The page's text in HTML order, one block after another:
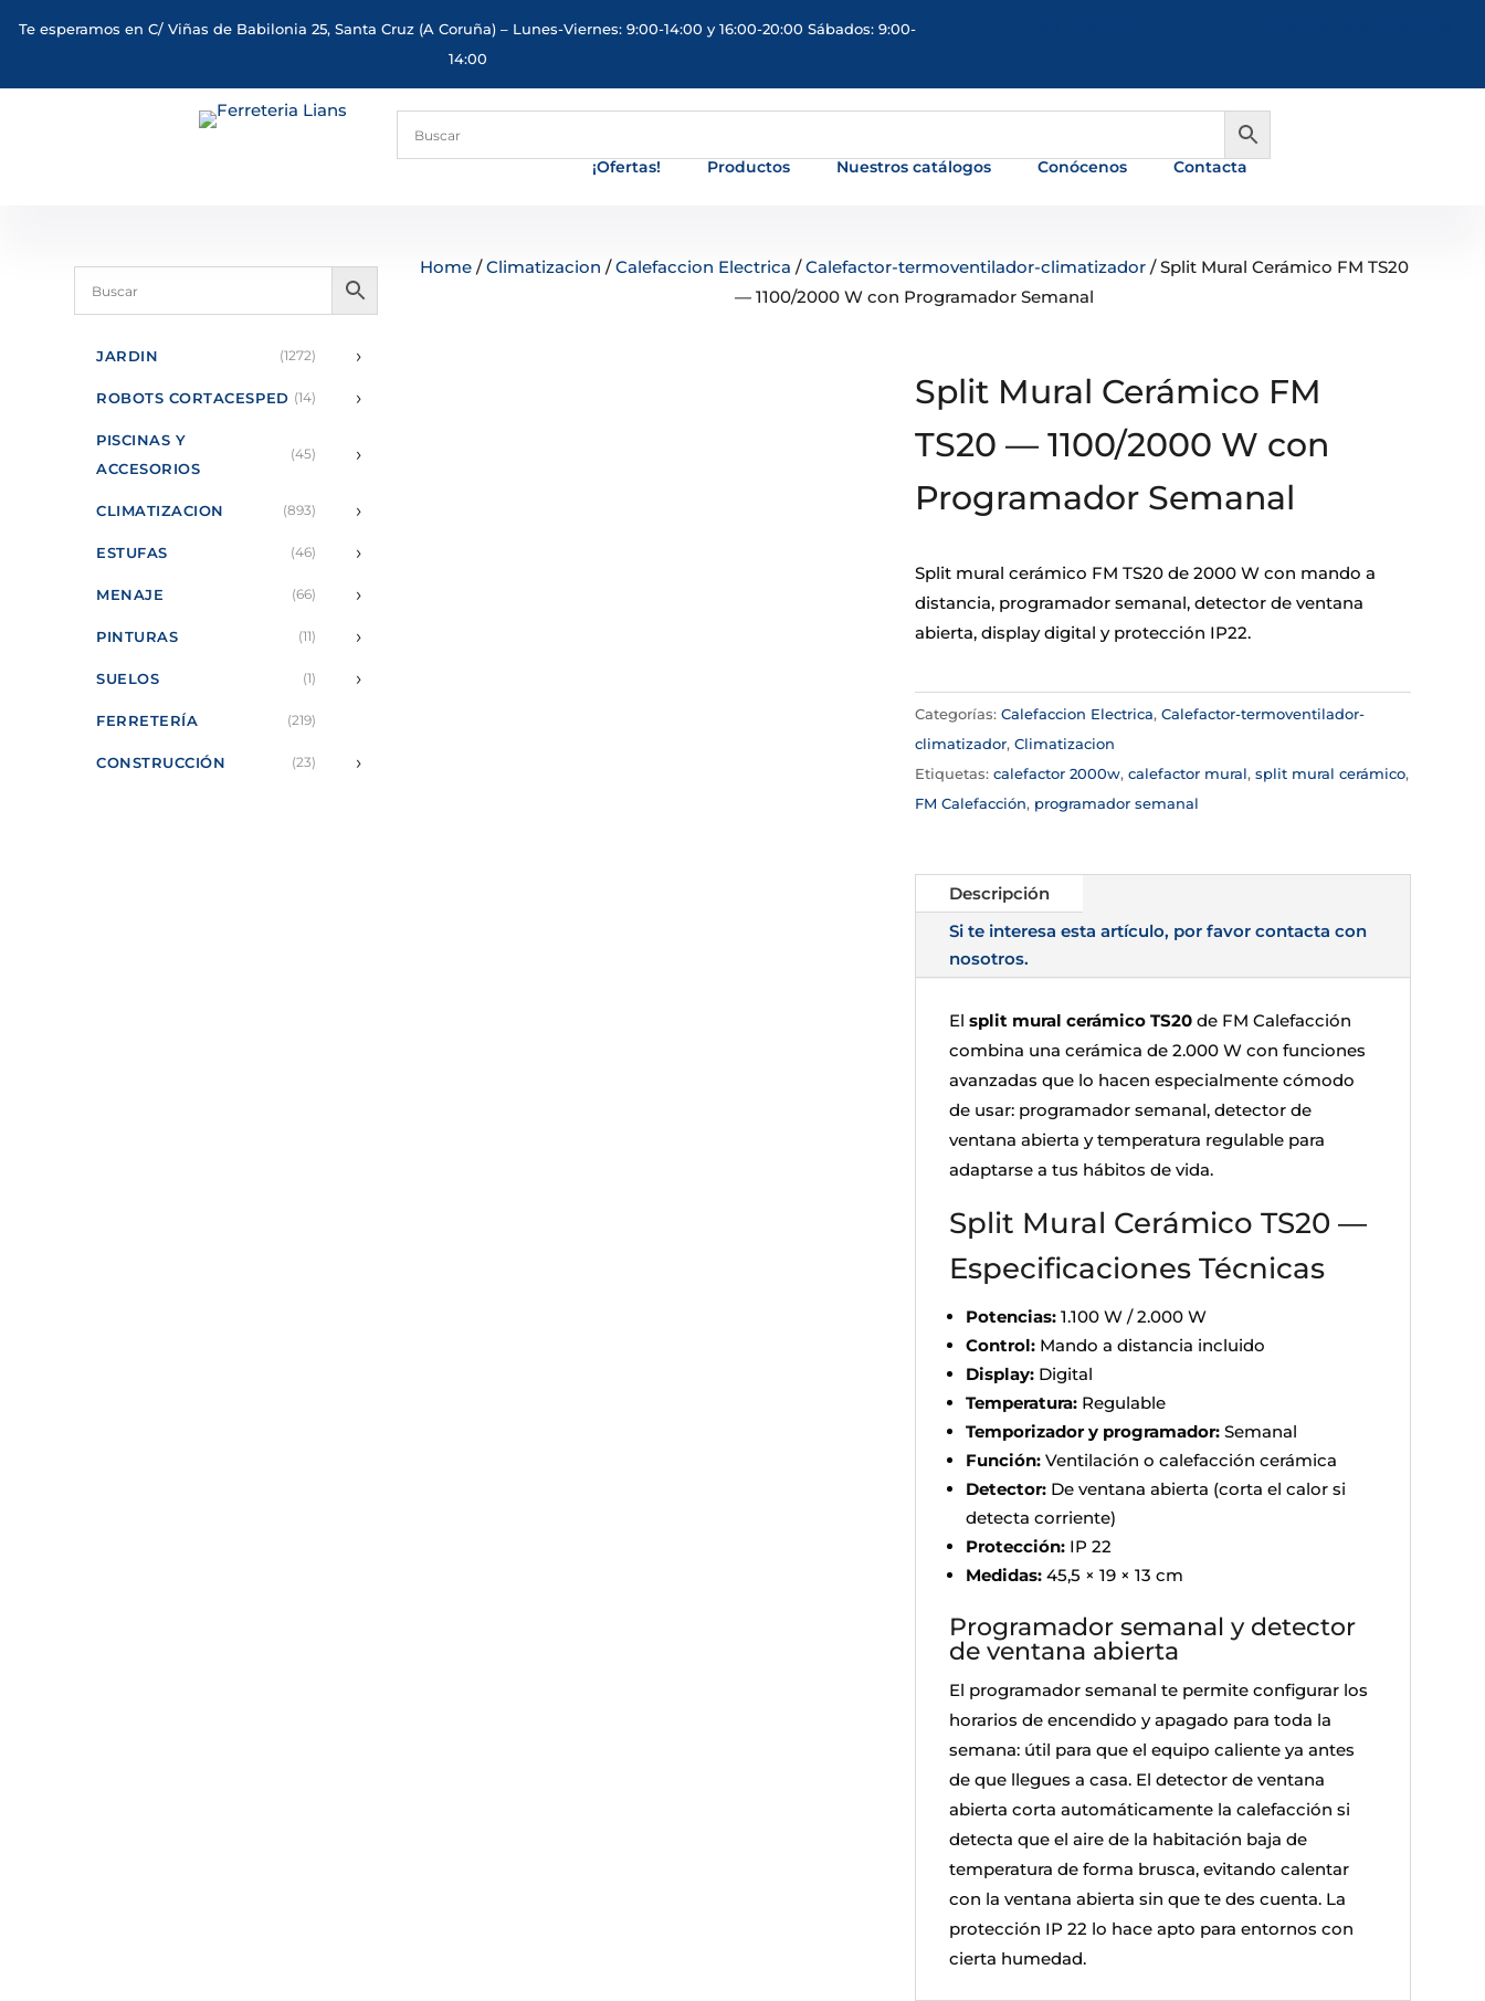
Te esperamos en C/ Viñas de Babilonia 25, Santa Cruz (A Coruña) – Lunes-Viernes: 9:00-14:00 y 16:00-20:00 Sábados: 9:00-
14:00
¡Ofertas! Productos Nuestros catálogos Conócenos Contacta
JARDIN (1272) ›
ROBOTS CORTACESPED (14) ›
PISCINAS Y
ACCESORIOS
(45) ›
CLIMATIZACION (893) ›
ESTUFAS (46) ›
MENAJE (66) ›
PINTURAS (11) ›
SUELOS (1) ›
FERRETERÍA (219)
CONSTRUCCIÓN (23) ›
Home /Climatizacion /Calefaccion Electrica /Calefactor-termoventilador-climatizador / Split Mural Cerámico FM TS20
— 1100/2000 W con Programador Semanal
Split Mural Cerámico FM
TS20 — 1100/2000 W con
Programador Semanal
Split mural cerámico FM TS20 de 2000 W con mando a
distancia, programador semanal, detector de ventana
abierta, display digital y protección IP22.
Categorías: Calefaccion Electrica, Calefactor-termoventilador-
climatizador, Climatizacion
Etiquetas: calefactor 2000w, calefactor mural, split mural cerámico,
FM Calefacción, programador semanal
Descripción
Si te interesa esta artículo, por favor contacta con
nosotros.
El split mural cerámico TS20de FM Calefacción
combina una cerámica de 2.000 W con funciones
avanzadas que lo hacen especialmente cómodo
de usar: programador semanal, detector de
ventana abierta y temperatura regulable para
adaptarse a tus hábitos de vida.
Split Mural Cerámico TS20 —
Especificaciones Técnicas
Potencias:1.100 W / 2.000 W
Control:Mando a distancia incluido
Display:Digital
Temperatura:Regulable
Temporizador y programador:Semanal
Función:Ventilación o calefacción cerámica
Detector:De ventana abierta (corta el calor si
detecta corriente)
Protección:IP 22
Medidas:45,5 × 19 × 13 cm
Programador semanal y detector
de ventana abierta
El programador semanal te permite configurar los
horarios de encendido y apagado para toda la
semana: útil para que el equipo caliente ya antes
de que llegues a casa. El detector de ventana
abierta corta automáticamente la calefacción si
detecta que el aire de la habitación baja de
temperatura de forma brusca, evitando calentar
con la ventana abierta sin que te des cuenta. La
protección IP 22 lo hace apto para entornos con
cierta humedad.